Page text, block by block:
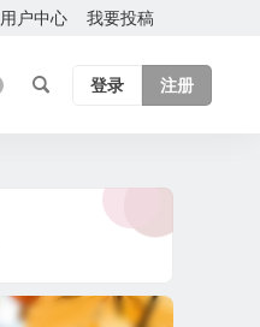
用户中心 我要投稿
登录 注册